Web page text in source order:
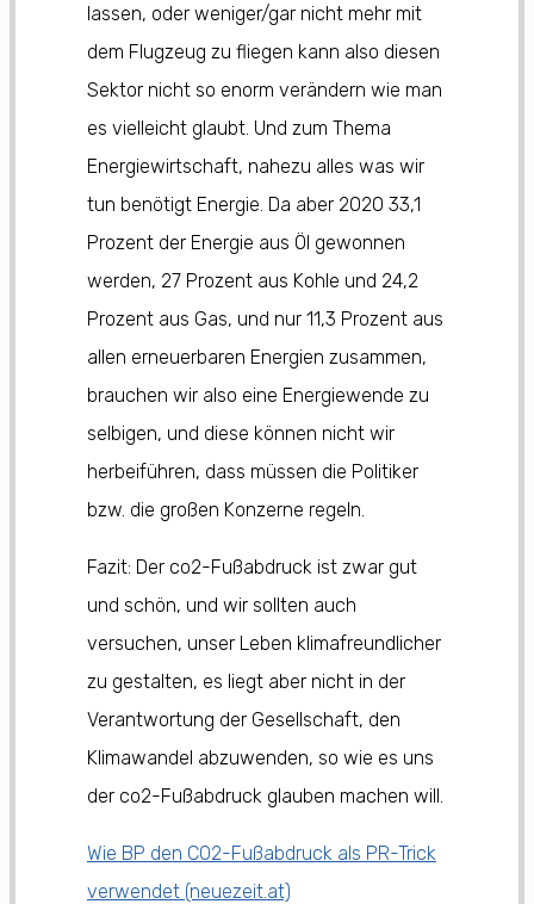
lassen, oder weniger/gar nicht mehr mit
dem Flugzeug zu fliegen kann also diesen
Sektor nicht so enorm verändern wie man
es vielleicht glaubt. Und zum Thema
Energiewirtschaft, nahezu alles was wir
tun benötigt Energie. Da aber 2020 33,1
Prozent der Energie aus Öl gewonnen
werden, 27 Prozent aus Kohle und 24,2
Prozent aus Gas, und nur 11,3 Prozent aus
allen erneuerbaren Energien zusammen,
brauchen wir also eine Energiewende zu
selbigen, und diese können nicht wir
herbeiführen, dass müssen die Politiker
bzw. die großen Konzerne regeln.
Fazit: Der co2-Fußabdruck ist zwar gut
und schön, und wir sollten auch
versuchen, unser Leben klimafreundlicher
zu gestalten, es liegt aber nicht in der
Verantwortung der Gesellschaft, den
Klimawandel abzuwenden, so wie es uns
der co2-Fußabdruck glauben machen will.
Wie BP den CO2-Fußabdruck als PR-Trick
verwendet (neuezeit.at)